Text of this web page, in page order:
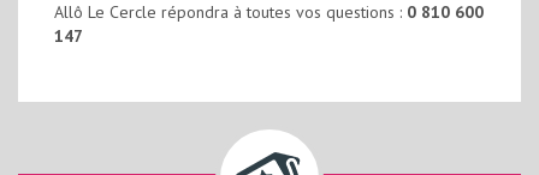
Allô Le Cercle répondra à toutes vos questions : 0 810 600
147